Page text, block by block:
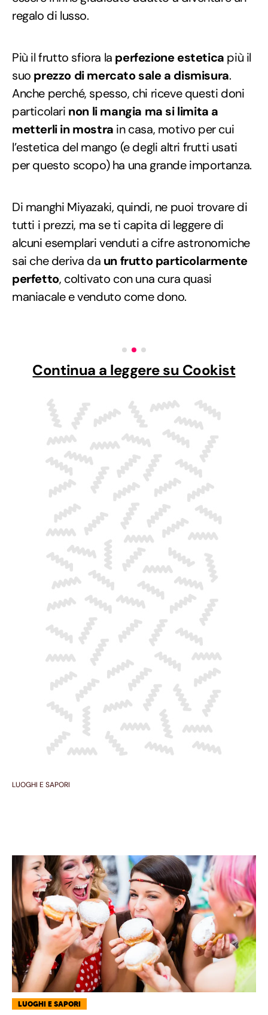
regalo di lusso.
Più il frutto sfiora la perfezione estetica più il
suo prezzo di mercato sale a dismisura.
Anche perché, spesso, chi riceve questi doni
particolari non li mangia ma si limita a
metterli in mostra in casa, motivo per cui
l’estetica del mango (e degli altri frutti usati
per questo scopo) ha una grande importanza.
Di manghi Miyazaki, quindi, ne puoi trovare di
tutti i prezzi, ma se ti capita di leggere di
alcuni esemplari venduti a cifre astronomiche
sai che deriva da un frutto particolarmente
perfetto, coltivato con una cura quasi
maniacale e venduto come dono.
Continua a leggere su Cookist
LUOGHI E SAPORI
LUOGHI E SAPORI